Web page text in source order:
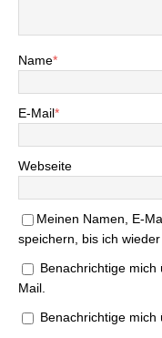
Name*
E-Mail*
Webseite
Meinen Namen, E-
speichern, bis ich
Benachrichtige
Mail.
Benachrichtige mich